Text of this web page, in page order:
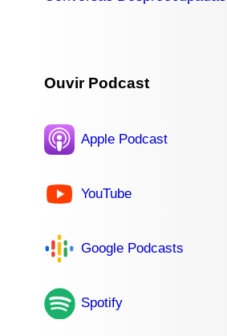
Ouvir Podcast
Apple Podcast
YouTube
Google Podcasts
Spotify